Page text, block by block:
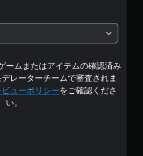
ームまたはアイテムの確認済み
レーターチームで審査されま
ューポリシーをご確認くださ
い。